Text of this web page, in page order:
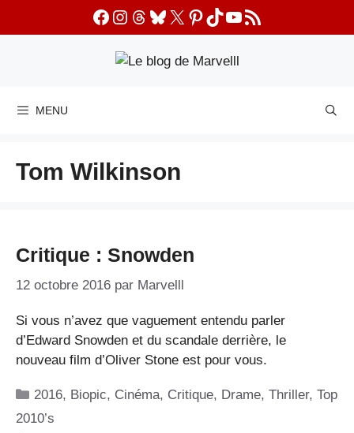
Facebook
Instagram
Threads
Bluesky
X Pinterest
TikTok
YouTube
Flux RSS
MENU
Tom Wilkinson
Critique : Snowden
12 octobre 2016 par Marvelll
Si vous n’avez que vaguement entendu parler
d’Edward Snowden et du scandale derrière, le
nouveau film d’Oliver Stone est pour vous.
Catégories
2016, Biopic, Cinéma, Critique, Drame,Thriller,Top
2010’s